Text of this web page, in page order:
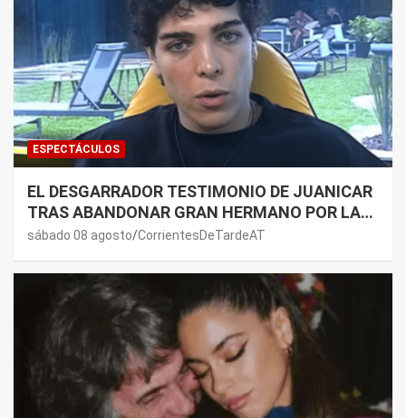
ESPECTÁCULOS
EL DESGARRADOR TESTIMONIO DE JUANICAR
TRAS ABANDONAR GRAN HERMANO POR LA
SALUD DE SU MAMÁ.
sábado 08 agosto CorrientesDeTardeAT